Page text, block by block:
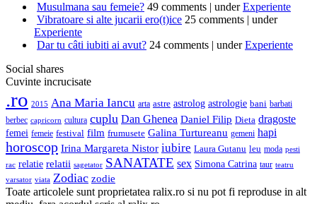
Musulmana sau femeie? 49 comments | underExperiente
Vibratoare si alte jucarii ero(t)ice 25 comments | under
Experiente
Dar tu câti iubiti ai avut? 24 comments | underExperiente
Social shares
Cuvinte incrucisate
.ro 2015 Ana Maria Iancu arta astre astrolog astrologie bani barbati
berbec capricorn cultura cuplu Dan Ghenea Daniel Filip Dieta dragoste
femei femeie festival film frumusete Galina Turtureanu gemeni hapi
horoscop Irina Margareta Nistor iubire Laura Gutanu leu moda pesti
rac relatie relatii sagetator SANATATE sex Simona Catrina taur teatru
varsator viata Zodiac zodie
Toate articolele sunt proprietatea ralix.ro si nu pot fi reproduse in alt